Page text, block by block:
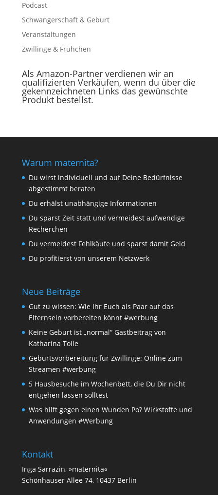
Podcast
Schwangerschaft & Geburt
Veranstaltungen
Zwillinge & Frühchen
Als Amazon-Partner verdienen wir an
qualifizierten Verkäufen, wenn du über die
gekennzeichneten Links das gewünschte
Produkt bestellst.
Warum maternita?
Du wirst individuell und auf Deine Bedürfnisse
abgestimmt beraten
Du erhälst unabhängige Informationen
Du sparst Zeit statt und vermeidest aufwendige
Recherchen
Du vermeidest Fehlkäufe und sparst damit Geld
Du profitierst von unserem Netzwerk
Neue Beiträge
Gut zu wissen: Wie Ihr Euch als Paar auf das
Elternsein vorbereiten könnt #werbung
Keine Geburt ist „normal“ Gastbeitrag von
Katharina Tolle
Geburtsvorbereitung für Zwillinge: Online zum
Streamen #werbung
5 Hausbesuche im Wochenbett, die Du Dir nicht
entgehen lassen solltest
Was hilft gegen einen Wunden Po? Wirkstoffe und
Anwendungen #Werbung
Kontakt
Inga Sarrazin, »maternita«
Schönhauser Allee 74, 10437 Berlin